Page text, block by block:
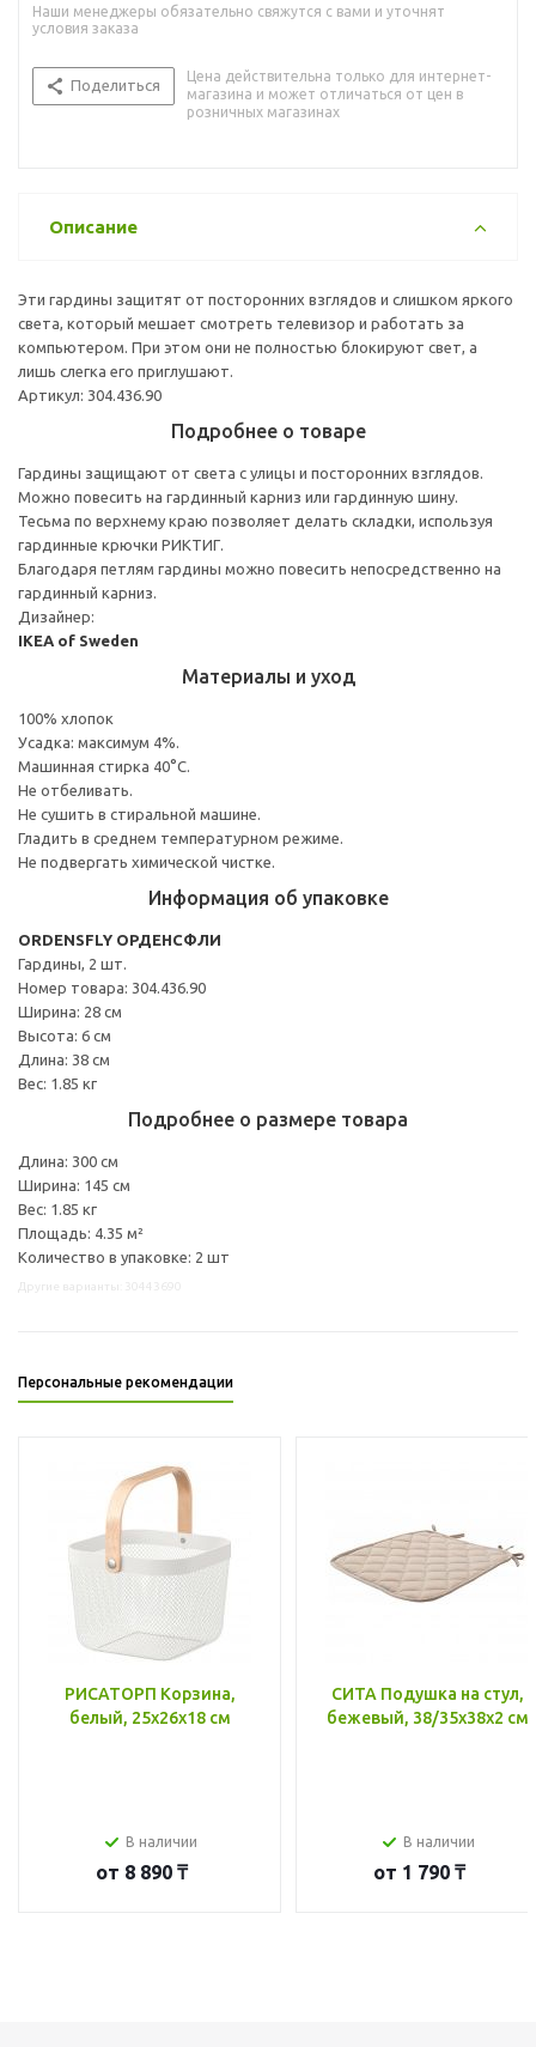
Наши менеджеры обязательно свяжутся с вами и уточнят
условия заказа
Поделиться
Цена действительна только для интернет-
магазина и может отличаться от цен в
розничных магазинах
Описание
Эти гардины защитят от посторонних взглядов и слишком яркого
света, который мешает смотреть телевизор и работать за
компьютером. При этом они не полностью блокируют свет, а
лишь слегка его приглушают.
Артикул: 304.436.90
Подробнее о товаре
Гардины защищают от света с улицы и посторонних взглядов.
Можно повесить на гардинный карниз или гардинную шину.
Тесьма по верхнему краю позволяет делать складки, используя
гардинные крючки РИКТИГ.
Благодаря петлям гардины можно повесить непосредственно на
гардинный карниз.
Дизайнер:
IKEA of Sweden
Материалы и уход
100% хлопок
Усадка: максимум 4%.
Машинная стирка 40°С.
Не отбеливать.
Не сушить в стиральной машине.
Гладить в среднем температурном режиме.
Не подвергать химической чистке.
Информация об упаковке
ORDENSFLY ОРДЕНСФЛИ
Гардины, 2 шт.
Номер товара: 304.436.90
Ширина: 28 см
Высота: 6 см
Длина: 38 см
Вес: 1.85 кг
Подробнее о размере товара
Длина: 300 см
Ширина: 145 см
Вес: 1.85 кг
Площадь: 4.35 м²
Количество в упаковке: 2 шт
Персональные рекомендации
РИСАТОРП Корзина,
белый, 25x26x18 см
В наличии
от 8 890 ₸
СИТА Подушка на стул,
бежевый, 38/35x38x2 см
В наличии
от 1 790 ₸